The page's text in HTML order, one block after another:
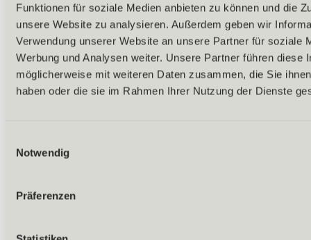
Funktionen für soziale Medien anbieten zu können und die
unsere Website zu analysieren. Außerdem geben wir
Verwendung unserer Website an unsere Partner für soziale
Werbung und Analysen weiter. Unsere Partner führen diese
möglicherweise mit weiteren Daten zusammen, die Sie
haben oder die sie im Rahmen Ihrer Nutzung der Dienste
Notwendig
Präferenzen